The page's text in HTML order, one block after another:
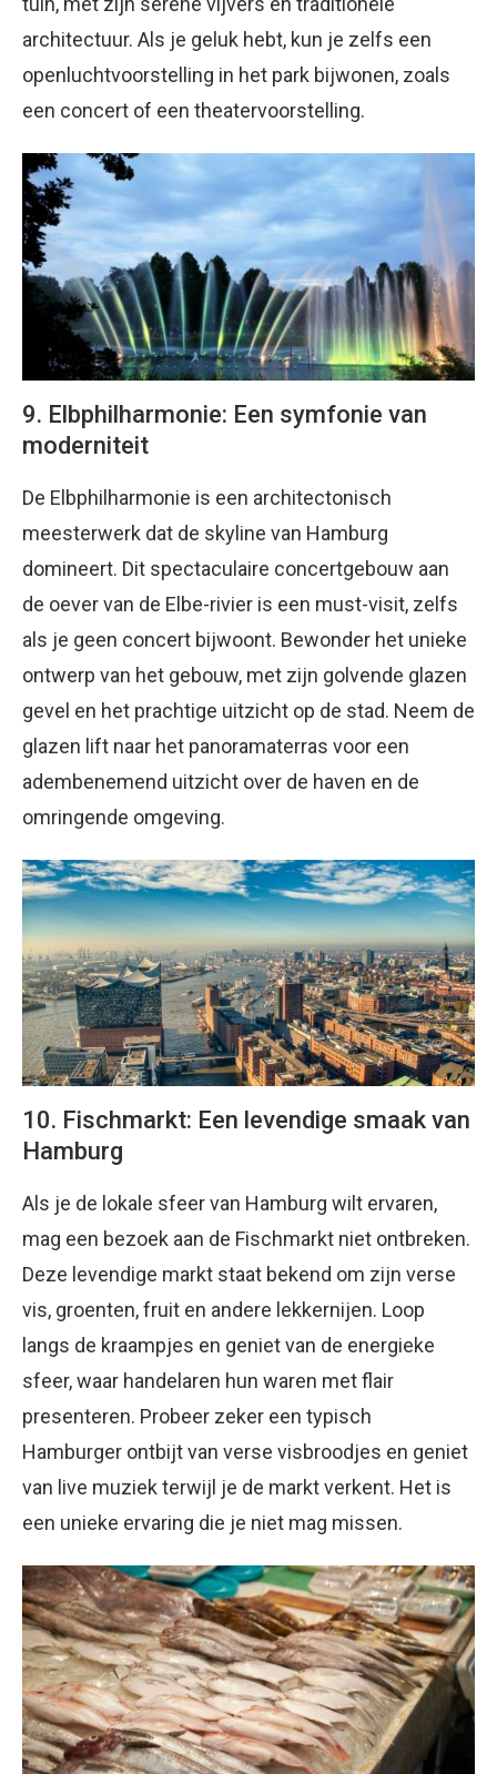
architectuur. Als je geluk hebt, kun je zelfs een
openluchtvoorstelling in het park bijwonen, zoals
een concert of een theatervoorstelling.
9. Elbphilharmonie: Een symfonie van
moderniteit
De Elbphilharmonie is een architectonisch
meesterwerk dat de skyline van Hamburg
domineert. Dit spectaculaire concertgebouw aan
de oever van de Elbe-rivier is een must-visit, zelfs
als je geen concert bijwoont. Bewonder het unieke
ontwerp van het gebouw, met zijn golvende glazen
gevel en het prachtige uitzicht op de stad. Neem de
glazen lift naar het panoramaterras voor een
adembenemend uitzicht over de haven en de
omringende omgeving.
10. Fischmarkt: Een levendige smaak van
Hamburg
Als je de lokale sfeer van Hamburg wilt ervaren,
mag een bezoek aan de Fischmarkt niet ontbreken.
Deze levendige markt staat bekend om zijn verse
vis, groenten, fruit en andere lekkernijen. Loop
langs de kraampjes en geniet van de energieke
sfeer, waar handelaren hun waren met flair
presenteren. Probeer zeker een typisch
Hamburger ontbijt van verse visbroodjes en geniet
van live muziek terwijl je de markt verkent. Het is
een unieke ervaring die je niet mag missen.